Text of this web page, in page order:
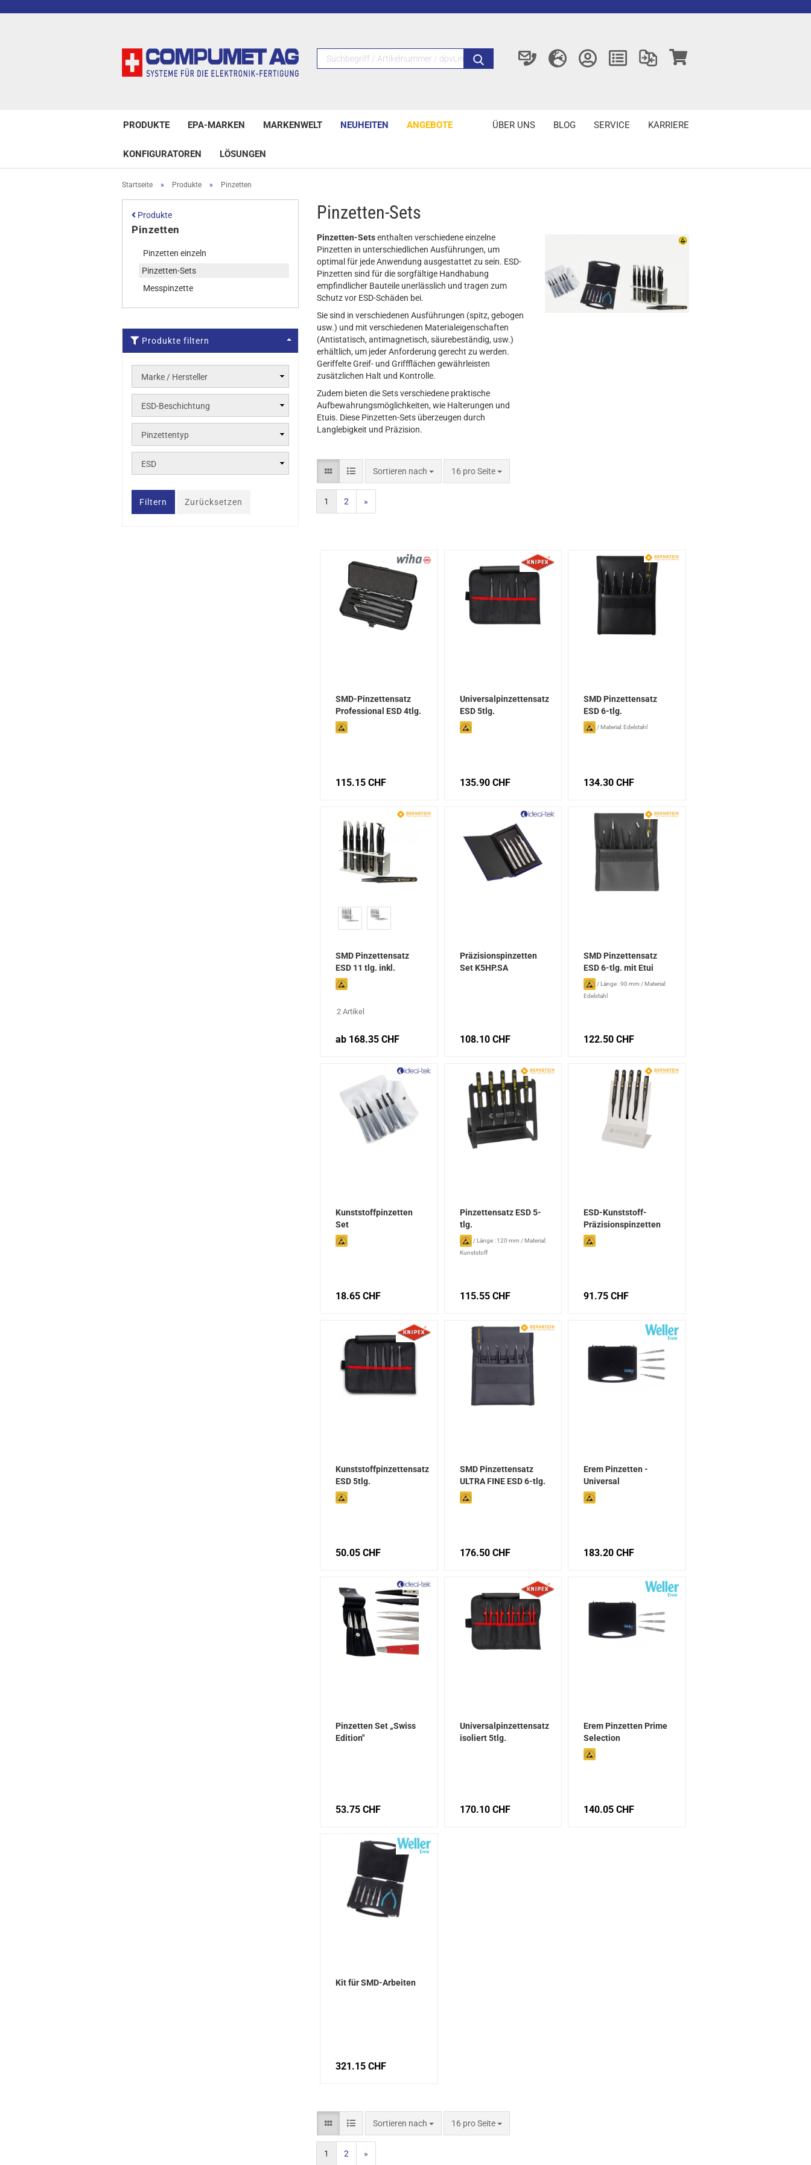
PRODUKTE EPA-MARKEN MARKENWELT NEUHEITEN ANGEBOTE
KONFIGURATOREN LÖSUNGEN
KARRIERE
SERVICE
BLOG
ÜBER UNS
Startseite » Produkte » Pinzetten
Pinzetten-Sets
Pinzetten-Setsenthalten verschiedene einzelne
Pinzetten in unterschiedlichen Ausführungen, um
optimal für jede Anwendung ausgestattet zu sein. ESD-
Pinzetten sind für die sorgfältige Handhabung
empfindlicher Bauteile unerlässlich und tragen zum
Schutz vor ESD-Schäden bei.
Sie sind in verschiedenen Ausführungen (spitz, gebogen
usw.) und mit verschiedenen Materialeigenschaften
(Antistatisch, antimagnetisch, säurebeständig, usw.)
erhältlich, um jeder Anforderung gerecht zu werden.
Geriffelte Greif- und Griffflächen gewährleisten
zusätzlichen Halt und Kontrolle.
Zudem bieten die Sets verschiedene praktische
Aufbewahrungsmöglichkeiten, wie Halterungen und
Etuis. Diese Pinzetten-Sets überzeugen durch
Langlebigkeit und Präzision.
Sortieren nach 16 pro Seite
1 2 »
SMD-Pinzettensatz
Professional ESD 4tlg.
115.15 CHF
Universalpinzettensatz
ESD 5tlg.
135.90 CHF
SMD Pinzettensatz
ESD 6-tlg.
/Material: Edelstahl
134.30 CHF
SMD Pinzettensatz
ESD 11 tlg. inkl.
Werkzeughalter
2 Artikel
ab 168.35 CHF
Präzisionspinzetten
Set K5HP.SA
108.10 CHF
SMD Pinzettensatz
ESD 6-tlg. mit Etui
/Länge : 90 mm /Material:
Edelstahl
122.50 CHF
Kunststoffpinzetten
Set
18.65 CHF
Pinzettensatz ESD 5-
tlg.
/Länge : 120 mm /Material:
Kunststoff
115.55 CHF
ESD-Kunststoff-
Präzisionspinzetten
Satz 5-tlg
91.75 CHF
Kunststoffpinzettensatz
ESD 5tlg.
50.05 CHF
SMD Pinzettensatz
ULTRA FINE ESD 6-tlg.
176.50 CHF
Erem Pinzetten -
Universal
183.20 CHF
Pinzetten Set „Swiss
Edition"
53.75 CHF
Universalpinzettensatz
isoliert 5tlg.
170.10 CHF
Erem Pinzetten Prime
Selection
140.05 CHF
Kit für SMD-Arbeiten
321.15 CHF
Sortieren nach 16 pro Seite
1 2 »
Produkte
Pinzetten
Pinzetten einzeln
Pinzetten-Sets
Messpinzette
Produkte filtern
Marke / Hersteller
ESD-Beschichtung
Pinzettentyp
ESD
Filtern Zurücksetzen